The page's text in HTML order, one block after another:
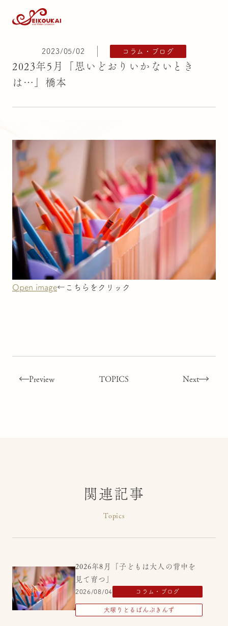
2023/05/02 コラム・ブログ
2023年5月「思いどおりいかないとき
は…」橋本
Open image←こちらをクリック
Preview TOPICS Next
関連記事
Topics
2026年8月「子どもは大人の背中を
見て育つ」
2026/08/04 コラム・ブログ
大塚りとるぱんぷきんず